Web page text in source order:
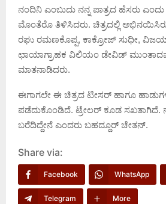
ನಂದಿನಿ ಎಂಬುದು ನನ್ನ ಪಾತ್ರದ ಹೆಸರು
ಮೊಂತೆರೊ ತಿಳಿಸಿದರು. ಚಿತ್ರದಲ್ಲಿ
ರಘು ರಮಣಕೊಪ್ಪ, ಕಾಕ್ರೋಜ್ ಸುಧೀ,
ಛಾಯಾಗ್ರಾಹಕ ವಿಲಿಯಂ ಡೇವಿಡ್
ಮಾತನಾಡಿದರು.
ಈಗಾಗಲೇ ಈ ಚಿತ್ರದ ಟೀಸರ್ ಹಾಗೂ
ಪಡೆದುಕೊಂಡಿದೆ. ಟ್ರೇಲರ್ ಕೂಡ ಸಖತಾಗಿದೆ.
ಬರೆದಿದ್ದೇನೆ ಎಂದರು ಬಹದ್ದೂರ್ ಚೇತನ್.
Share via:
Facebook WhatsApp
Telegram More